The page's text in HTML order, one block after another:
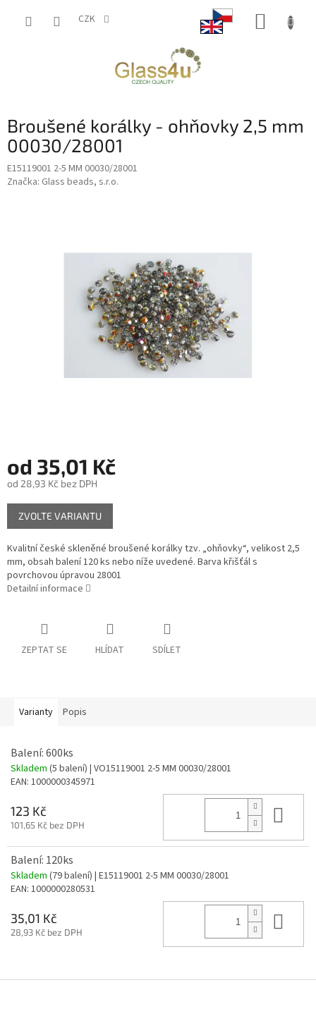
CZK
Broušené korálky - ohňovky 2,5 mm
00030/28001
E15119001 2-5 MM 00030/28001
Značka: Glass beads, s.r.o.
od 35,01 Kč
od 28,93 Kč bez DPH
Měrná
cena:
ZVOLTE VARIANTU
Kvalitní české skleněné broušené korálky tzv. „ohňovky“, velikost 2,5
mm, obsah balení 120 ks nebo níže uvedené. Barva křišťál s
povrchovou úpravou 28001
Detailní informace
ZEPTAT SE HLÍDAT SDÍLET
Varianty Popis
Balení: 600ks
Skladem (5 balení) | VO15119001 2-5 MM 00030/28001
EAN: 1000000345971
123 Kč
101,65 Kč bez DPH
Balení: 120ks
Skladem (79 balení) | E15119001 2-5 MM 00030/28001
EAN: 1000000280531
35,01 Kč
28,93 Kč bez DPH